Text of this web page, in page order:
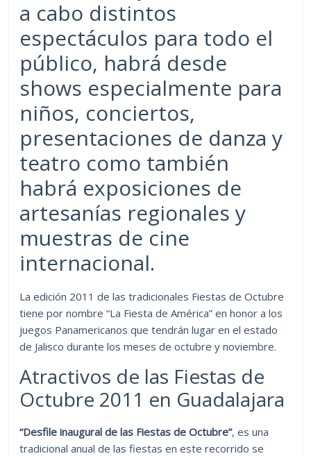
a cabo distintos
espectáculos para todo el
público, habrá desde
shows especialmente para
niños, conciertos,
presentaciones de danza y
teatro como también
habrá exposiciones de
artesanías regionales y
muestras de cine
internacional.
La edición 2011 de las tradicionales Fiestas de Octubre
tiene por nombre “La Fiesta de América” en honor a los
juegos Panamericanos que tendrán lugar en el estado
de Jalisco durante los meses de octubre y noviembre.
Atractivos de las Fiestas de
Octubre 2011 en Guadalajara
“Desfile inaugural de las Fiestas de Octubre”, es una
tradicional anual de las fiestas en este recorrido se